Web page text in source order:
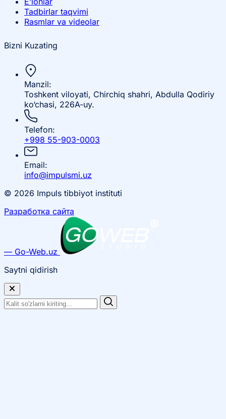
Tadbirlar taqvimi
Rasmlar va videolar
Bizni Kuzating
Manzil:
Toshkent viloyati, Chirchiq shahri, Abdulla Qodiriy
ko‘chasi, 226A-uy.
Telefon:
+998 55-903-0003
Email:
info@impulsmi.uz
© 2026 Impuls tibbiyot instituti
Разработка сайта
— Go-Web.uz
Saytni qidirish